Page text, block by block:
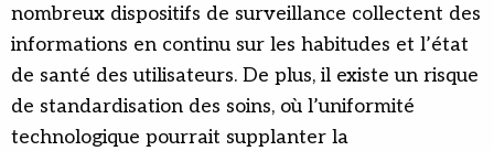
nombreux dispositifs de surveillance collectent des
informations en continu sur les habitudes et l’état
de santé des utilisateurs. De plus, il existe un risque
de standardisation des soins, où l’uniformité
technologique pourrait supplanter la